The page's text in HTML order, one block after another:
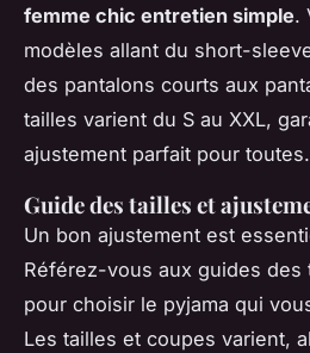
femme chic entretien simple.
modèles allant du short-
des pantalons courts aux
tailles varient du S au XXL,
ajustement parfait pour toutes.
Guide des tailles et
Un bon ajustement est
Référez-vous aux guides des
pour choisir le pyjama qui
Les tailles et coupes varient,